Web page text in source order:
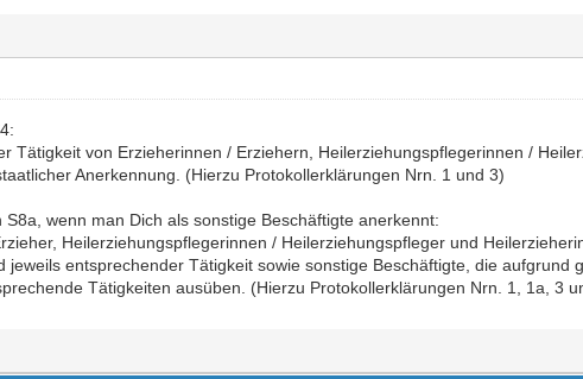
Tätigkeit von Erzieherinnen / Erziehern, Heilerziehungspflegerinnen /
Anerkennung. (Hierzu Protokollerklärungen Nrn. 1 und 3)
S8a, wenn man Dich als sonstige Beschäftigte anerkennt:
Heilerziehungspflegerinnen / Heilerziehungspfleger und
jeweils entsprechender Tätigkeit sowie sonstige Beschäftigte, die aufgrund
Tätigkeiten ausüben. (Hierzu Protokollerklärungen Nrn. 1, 1a, 3